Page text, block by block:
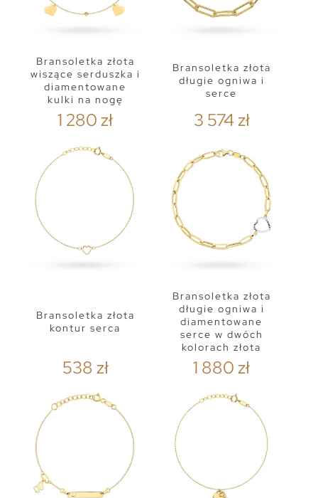
Bransoletka złota
wiszące serduszka i
diamentowane
kulki na nogę
1 280 zł
Bransoletka złota
długie ogniwa i
serce
3 574 zł
Bransoletka złota
kontur serca
538 zł
Bransoletka złota
długie ogniwa i
diamentowane
serce w dwóch
kolorach złota
1 880 zł